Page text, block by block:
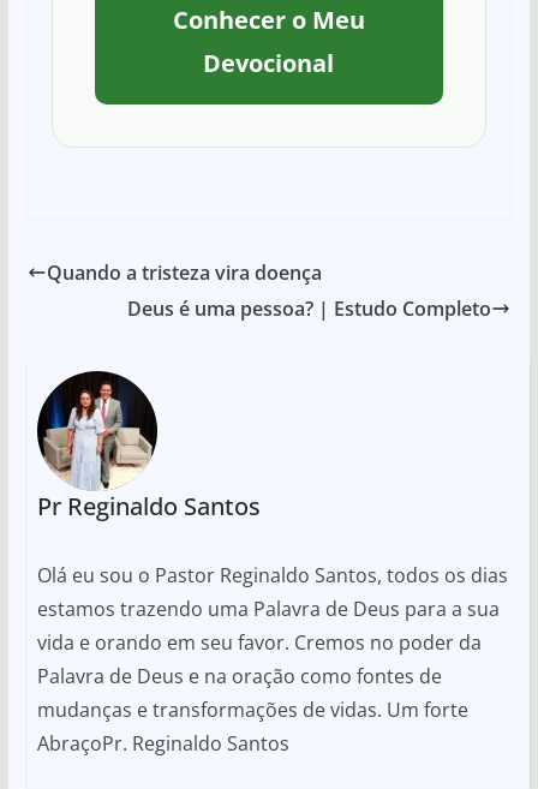
Conhecer o Meu
Devocional
Quando a tristeza vira doença
Deus é uma pessoa? | Estudo Completo
Pr Reginaldo Santos
Olá eu sou o Pastor Reginaldo Santos, todos os dias
estamos trazendo uma Palavra de Deus para a sua
vida e orando em seu favor. Cremos no poder da
Palavra de Deus e na oração como fontes de
mudanças e transformações de vidas. Um forte
AbraçoPr. Reginaldo Santos